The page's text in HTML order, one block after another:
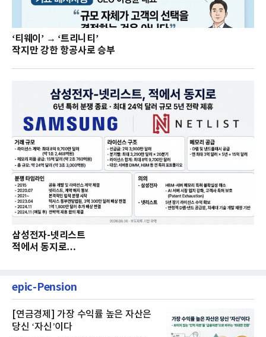
‘티웨이’ → ‘트리니티’
작지만 강한 항공사로 승부
삼성전자-넷리스트
적에서 동지로…
epic-Pension
[연금경제] 가장 수익률 높은 자산은
당신 ‘자신’이다